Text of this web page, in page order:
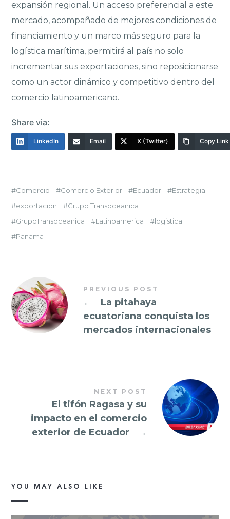
expansión regional. Un acceso preferencial a este
mercado, acompañado de mejores condiciones de
financiamiento y un marco más seguro para la
logística marítima, permitirá al país no solo
incrementar sus exportaciones, sino reposicionarse
como un actor dinámico y competitivo dentro del
comercio latinoamericano.
Share via:
LinkedIn Email X (Twitter) Copy Link
Comercio Comercio Exterior Ecuador
Estrategia
exportacion
Grupo Transoceanica
GrupoTransoceanica
Latinoamerica
logistica
Panama
PREVIOUS POST
←
La pitahaya
ecuatoriana conquista los
mercados internacionales
NEXT POST
El tifón Ragasa y su
impacto en el comercio
exterior de Ecuador
→
YOU MAY ALSO LIKE